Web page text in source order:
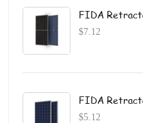
FIDA
$7.12
FIDA
$5.12